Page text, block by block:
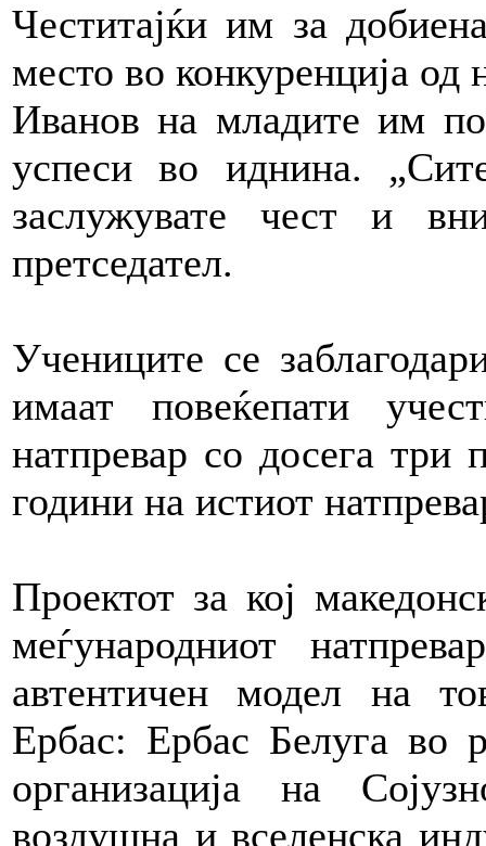
Честитајќи им за
место во конкуренција од
Иванов на младите им
успеси во иднина.
заслужувате чест и
претседател.
Учениците се
имаат повеќепати
натпревар со досега
години на истиот
Проектот за кој
меѓународниот
автентичен модел на
Ербас: Ербас Белуга во
организација на
воздушна и вселенска